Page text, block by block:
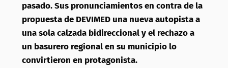
pasado. Sus pronunciamientos en contra de la
propuesta de DEVIMED una nueva autopista a
una sola calzada bidireccional y el rechazo a
un basurero regional en su municipio lo
convirtieron en protagonista.